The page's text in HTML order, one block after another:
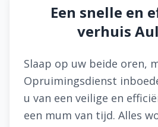
Een snelle en
verhuis
Slaap op uw beide oren,
Opruimingsdienst
u van een veilige en
een mum van tijd. Alles